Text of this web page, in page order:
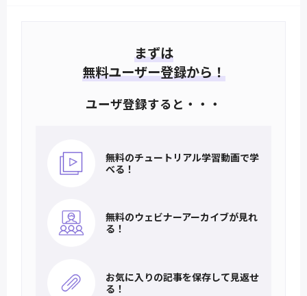
まずは
無料ユーザー登録から！
ユーザ登録すると・・・
無料のチュートリアル学習動画で学
べる！
無料のウェビナーアーカイブが見れ
る！
お気に入りの記事を保存して見返せ
る！